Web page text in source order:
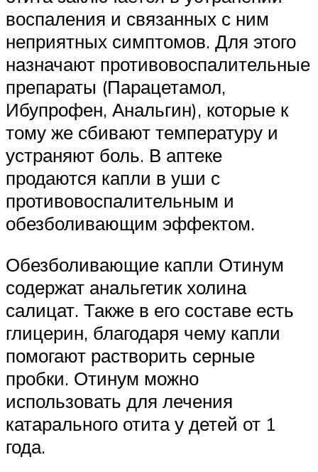
воспаления и связанных с ним
неприятных симптомов. Для этого
назначают противовоспалительные
препараты (Парацетамол,
Ибупрофен, Анальгин), которые к
тому же сбивают температуру и
устраняют боль. В аптеке
продаются капли в уши с
противовоспалительным и
обезболивающим эффектом.
Обезболивающие капли Отинум
содержат анальгетик холина
салицат. Также в его составе есть
глицерин, благодаря чему капли
помогают растворить серные
пробки. Отинум можно
использовать для лечения
катарального отита у детей от 1
года.